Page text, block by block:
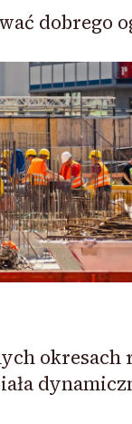
dobrego
okresach